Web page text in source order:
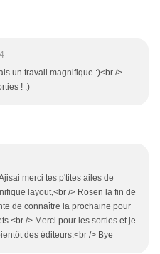
un travail magnifique :)<br />
! :)
merci tes p'tites ailes de
layout,<br /> Rosen la fin de
de connaître la prochaine pour
/> Merci pour les sorties et je
des éditeurs.<br /> Bye